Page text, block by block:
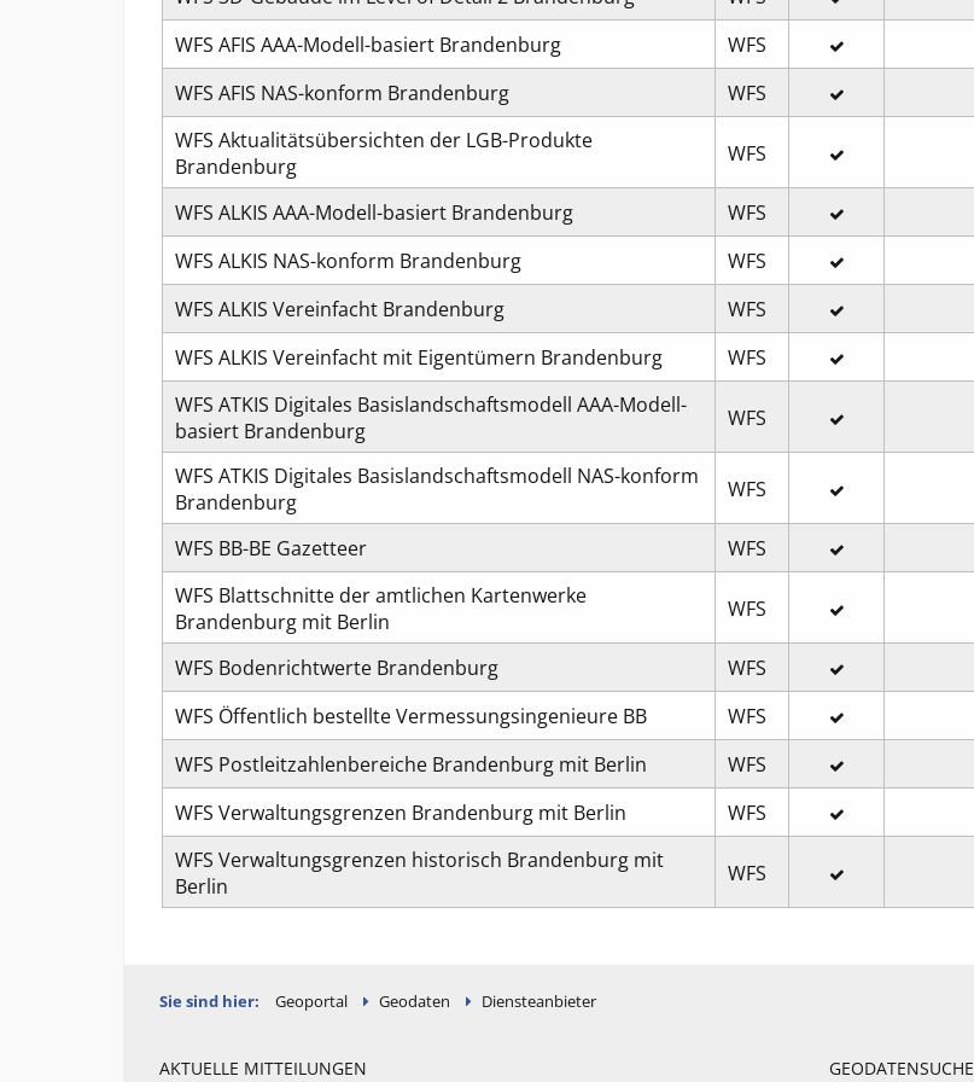
WFS AFIS AAA-Modell-basiert Brandenburg
WFS
WFS AFIS NAS-konform Brandenburg
WFS
WFS Aktualitätsübersichten der LGB-Produkte
Brandenburg
WFS
WFS ALKIS AAA-Modell-basiert Brandenburg WFS
WFS ALKIS NAS-konform Brandenburg
WFS
WFS ALKIS Vereinfacht Brandenburg
WFS
WFS ALKIS Vereinfacht mit Eigentümern Brandenburg
WFS
WFS ATKIS Digitales Basislandschaftsmodell AAA-Modell-
basiert Brandenburg
WFS
WFS ATKIS Digitales Basislandschaftsmodell NAS-konform
Brandenburg
WFS
WFS BB-BE Gazetteer WFS
WFS Blattschnitte der amtlichen Kartenwerke
Brandenburg mit Berlin
WFS
WFS Bodenrichtwerte Brandenburg WFS
WFS Öffentlich bestellte Vermessungsingenieure BB
WFS
WFS Postleitzahlenbereiche Brandenburg mit Berlin
WFS
WFS Verwaltungsgrenzen Brandenburg mit Berlin
WFS
WFS Verwaltungsgrenzen historisch Brandenburg mit
Berlin
WFS
Sie sind hier: Geoportal Geodaten Diensteanbieter
AKTUELLE MITTEILUNGEN GEODATENSUCHE